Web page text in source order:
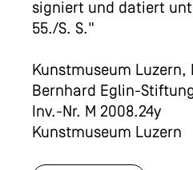
signiert und datiert
55./S. S."
Kunstmuseum Luzern,
Bernhard Eglin-
Inv.-Nr. M 2008.24y
Kunstmuseum Luzern